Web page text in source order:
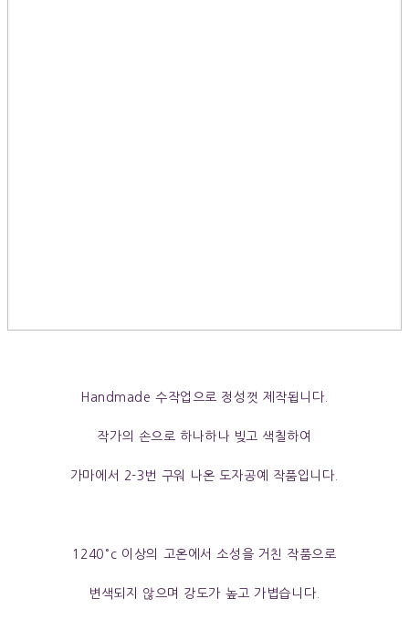
Handmade 수작업으로 정성껏 제작됩니다.
작가의 손으로 하나하나 빚고 색칠하여
가마에서 2-3번 구워 나온 도자공예 작품입니다.
1240°c 이상의 고온에서 소성을 거친 작품으로
변색되지 않으며 강도가 높고 가볍습니다.